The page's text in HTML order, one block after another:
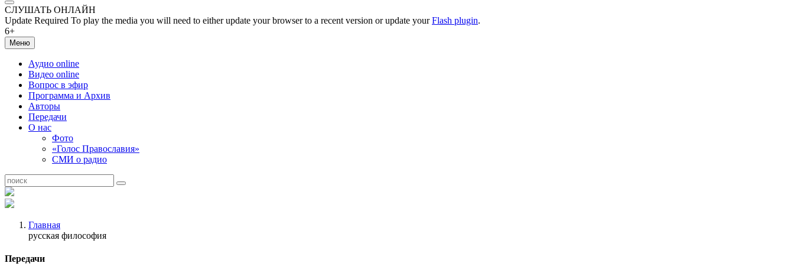
СЛУШАТЬ ОНЛАЙН
Update Required To play the media you will need to either update your browser to a recent version or update yourFlash plugin.
6+
Меню
Аудио online
Видео online
Вопрос в эфир
Программа и Архив
Авторы
Передачи
О нас
Фото
«Голос Православия»
СМИ о радио
Главная
русская философия
Передачи